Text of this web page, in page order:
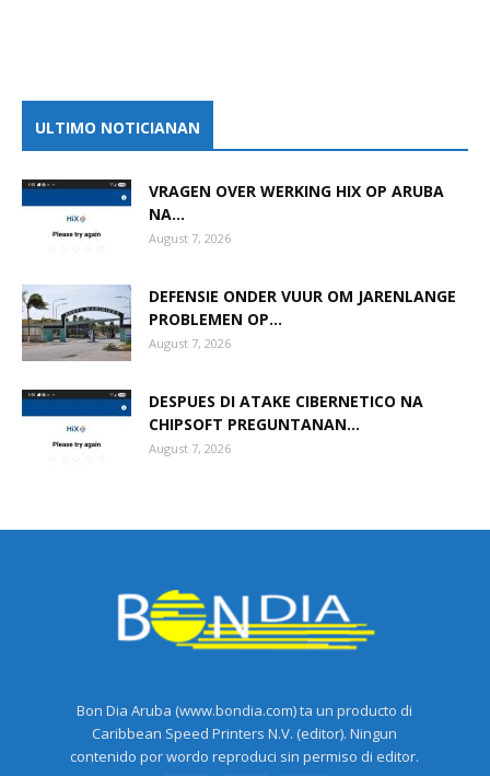
ULTIMO NOTICIANAN
VRAGEN OVER WERKING HIX OP ARUBA
NA...
August 7, 2026
DEFENSIE ONDER VUUR OM JARENLANGE
PROBLEMEN OP...
August 7, 2026
DESPUES DI ATAKE CIBERNETICO NA
CHIPSOFT PREGUNTANAN...
August 7, 2026
Bon Dia Aruba (www.bondia.com) ta un producto di
Caribbean Speed Printers N.V. (editor). Ningun
contenido por wordo reproduci sin permiso di editor.